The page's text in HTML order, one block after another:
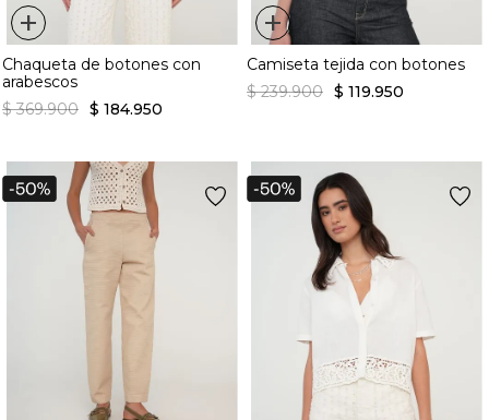
+
Chaqueta de botones con
arabescos
$ 369.900 $ 184.950
+
Camiseta tejida con botones
$ 239.900 $ 119.950